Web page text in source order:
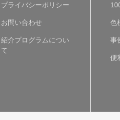
プライバシーポリシー
お問い合わせ
紹介プログラムについ
て
色
事
便